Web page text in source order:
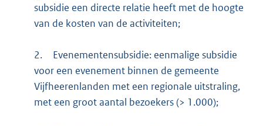
subsidie een directe relatie heeft met de hoogte
van de kosten van de activiteiten;
2.
Evenementensubsidie: eenmalige subsidie
voor een evenement binnen de gemeente
Vijfheerenlanden met een regionale uitstraling,
met een groot aantal bezoekers (> 1.000);